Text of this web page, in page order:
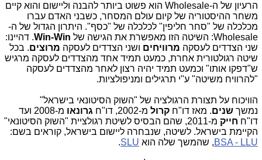
הרעיון של ה-Wholesale הוא פשוט ביותר להבנה וליישום והוא קיים
משחר ההיסטוריה של קיום עולם המסחר, כשבני האדם עברו
מכלכלה של "סחר חליפין" לכלכלה של "כסף". היתרון הגדול של ה-
Wholesale: השיטה הזו מאפשרת את הגישה של
Win-Win. דהיינו:
שני הצדדים לעסקה מרוויחים ושני הצדדים לעסקה מרוצים. בכל
שיטה רגולטורית אחרת, כמעט תמיד אחד מהצדדים לעסקה מרגיש
ש"דפקו אותו" וכמעט תמיד יהיה רצון לאחר מהצדדים לעסקה
"להרוויח משיטה" ע"י תרגילים ומניפולציות.
הוויכוח על תצורת הרגולציה של "השוק הסיטונאי בישראל"
נמשך שנים. מאז דו"ח קרול מ-2002, דו"ח גרונאו
מ-2008 ועד
דו"ח חייק
מ-2011, שהם הבסיס לשיטת רגולציית "השוק הסיטונאי"
הקיימת בישראל. לשיטה, שנבחרה ליישום בישראל, קוראים בשם:
BSA - LLU, שהמשך שלה הוא SLU
.